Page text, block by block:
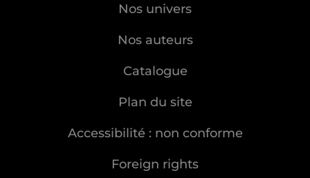
Nos univers
Nos auteurs
Catalogue
Plan du site
Accessibilité : non conforme
Foreign rights